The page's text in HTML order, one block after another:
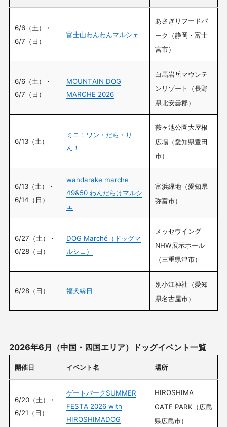
6/6（土）・
6/7（日）
富士山わんわんマルシェ
あさぎりフードパ
ーク（静岡・富士
宮市）
6/6（土）・
6/7（日）
MOUNTAIN DOG
MARCHE 2026
白馬岩岳マウンテ
ンリゾート（長野
県北安曇郡）
6/13（土）
ミニ！ワン・だら・り
ん！
鞍ヶ池公園大屋根
広場（愛知県豊田
市）
6/13（土）・
6/14（日）
wandarake marche
49&50 わんだらけマルシ
ェ
富浜緑地（愛知県
弥富市）
6/27（土）・
6/28（日）
DOG Marché（ドッグマ
ルシェ）
メッセウイング
NHW展示ホール
（三重県津市）
6/28（日） 福犬縁日
別小江神社（愛知
県名古屋市）
2026年6月（中国・四国エリア）ドッグイベント一覧
開催日 イベント名 場所
6/20（土）・
6/21（日）
ゲートパークSUMMER
FESTA 2026 with
HIROSHIMADOG
HIROSHIMA
GATE PARK（広島
県広島市）